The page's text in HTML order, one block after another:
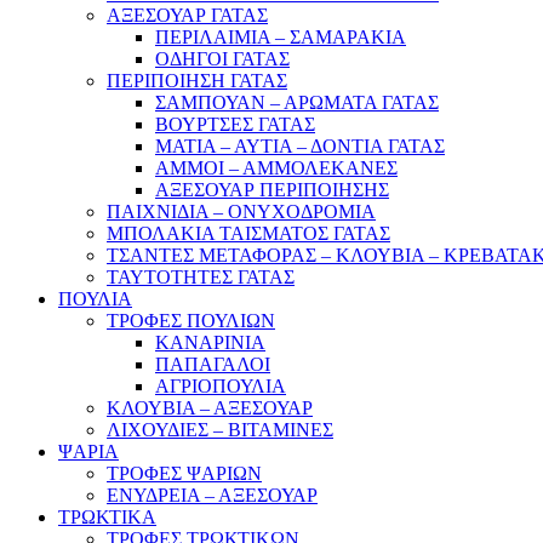
ΑΞΕΣΟΥΑΡ ΓΑΤΑΣ
ΠΕΡΙΛΑΙΜΙΑ – ΣΑΜΑΡΑΚΙΑ
ΟΔΗΓΟΙ ΓΑΤΑΣ
ΠΕΡΙΠΟΙΗΣΗ ΓΑΤΑΣ
ΣΑΜΠΟΥΑΝ – ΑΡΩΜΑΤΑ ΓΑΤΑΣ
ΒΟΥΡΤΣΕΣ ΓΑΤΑΣ
ΜΑΤΙΑ – ΑΥΤΙΑ – ΔΟΝΤΙΑ ΓΑΤΑΣ
ΑΜΜΟΙ – ΑΜΜΟΛΕΚΑΝΕΣ
ΑΞΕΣΟΥΑΡ ΠΕΡΙΠΟΙΗΣΗΣ
ΠΑΙΧΝΙΔΙΑ – ΟΝΥΧΟΔΡΟΜΙΑ
ΜΠΟΛΑΚΙΑ ΤΑΙΣΜΑΤΟΣ ΓΑΤΑΣ
ΤΣΑΝΤΕΣ ΜΕΤΑΦΟΡΑΣ – ΚΛΟΥΒΙΑ –
ΤΑΥΤΟΤΗΤΕΣ ΓΑΤΑΣ
ΠΟΥΛΙΑ
ΤΡΟΦΕΣ ΠΟΥΛΙΩΝ
ΚΑΝΑΡΙΝΙΑ
ΠΑΠΑΓΑΛΟΙ
ΑΓΡΙΟΠΟΥΛΙΑ
ΚΛΟΥΒΙΑ – ΑΞΕΣΟΥΑΡ
ΛΙΧΟΥΔΙΕΣ – ΒΙΤΑΜΙΝΕΣ
ΨΑΡΙΑ
ΤΡΟΦΕΣ ΨΑΡΙΩΝ
ΕΝΥΔΡΕΙΑ – ΑΞΕΣΟΥΑΡ
ΤΡΩΚΤΙΚΑ
ΤΡΟΦΕΣ ΤΡΩΚΤΙΚΩΝ